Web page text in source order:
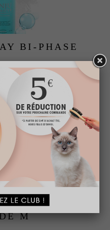
BI-PHASE
17,95 € TTC
M